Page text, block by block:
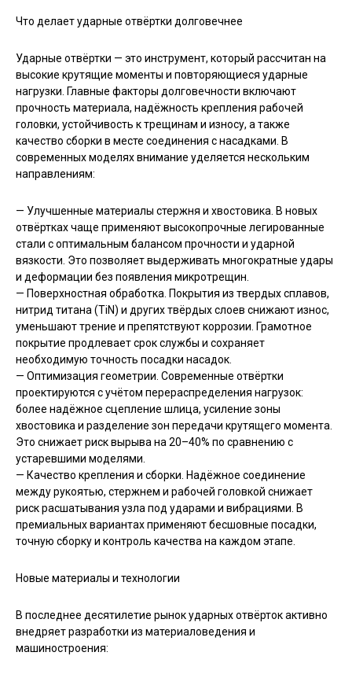
Что делает ударные отвёртки долговечнее
Ударные отвёртки — это инструмент, который рассчитан на
высокие крутящие моменты и повторяющиеся ударные
нагрузки. Главные факторы долговечности включают
прочность материала, надёжность крепления рабочей
головки, устойчивость к трещинам и износу, а также
качество сборки в месте соединения с насадками. В
современных моделях внимание уделяется нескольким
направлениям:
— Улучшенные материалы стержня и хвостовика. В новых
отвёртках чаще применяют высокопрочные легированные
стали с оптимальным балансом прочности и ударной
вязкости. Это позволяет выдерживать многократные удары
и деформации без появления микротрещин.
— Поверхностная обработка. Покрытия из твердых сплавов,
нитрид титана (TiN) и других твёрдых слоев снижают износ,
уменьшают трение и препятствуют коррозии. Грамотное
покрытие продлевает срок службы и сохраняет
необходимую точность посадки насадок.
— Оптимизация геометрии. Современные отвёртки
проектируются с учётом перераспределения нагрузок:
более надёжное сцепление шлица, усиление зоны
хвостовика и разделение зон передачи крутящего момента.
Это снижает риск вырыва на 20–40% по сравнению с
устаревшими моделями.
— Качество крепления и сборки. Надёжное соединение
между рукоятью, стержнем и рабочей головкой снижает
риск расшатывания узла под ударами и вибрациями. В
премиальных вариантах применяют бесшовные посадки,
точную сборку и контроль качества на каждом этапе.
Новые материалы и технологии
В последнее десятилетие рынок ударных отвёрток активно
внедряет разработки из материаловедения и
машиностроения: